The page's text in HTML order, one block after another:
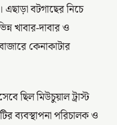
বটগাছের নিচে
খাবার-দাবার ও
কেনাকাটার
ছিল মিউচুয়াল ট্রাস্ট
ব্যবস্থাপনা পরিচালক ও